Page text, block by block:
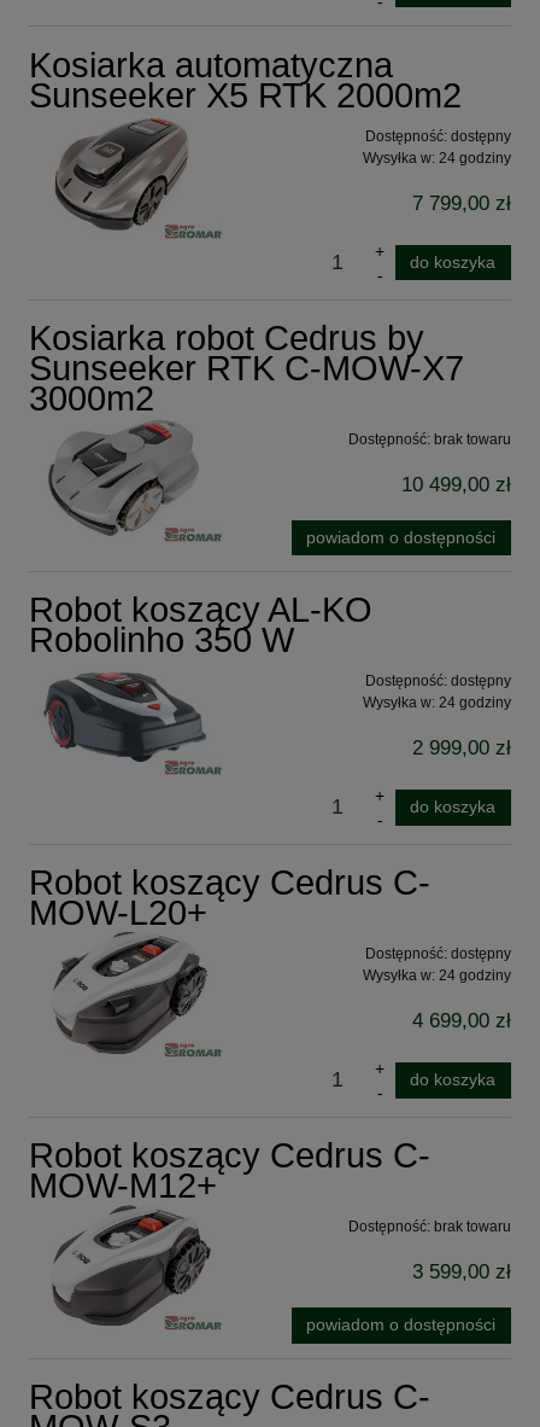
Kosiarka automatyczna
Sunseeker X5 RTK 2000m2
Dostępność: dostępny
Wysyłka w: 24 godziny
7 799,00 zł
do koszyka
Kosiarka robot Cedrus by
Sunseeker RTK C-MOW-X7
3000m2
Dostępność: brak towaru
10 499,00 zł
powiadom o dostępności
Robot koszący AL-KO
Robolinho 350 W
Dostępność: dostępny
Wysyłka w: 24 godziny
2 999,00 zł
do koszyka
Robot koszący Cedrus C-
MOW-L20+
Dostępność: dostępny
Wysyłka w: 24 godziny
4 699,00 zł
do koszyka
Robot koszący Cedrus C-
MOW-M12+
Dostępność: brak towaru
3 599,00 zł
powiadom o dostępności
Robot koszący Cedrus C-